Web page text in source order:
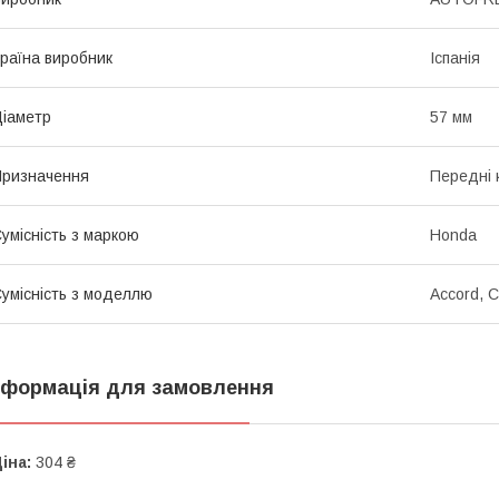
виробник Іспанія
57 мм
Передні
з маркою Honda
з моделлю Accord,
для замовлення
304 ₴